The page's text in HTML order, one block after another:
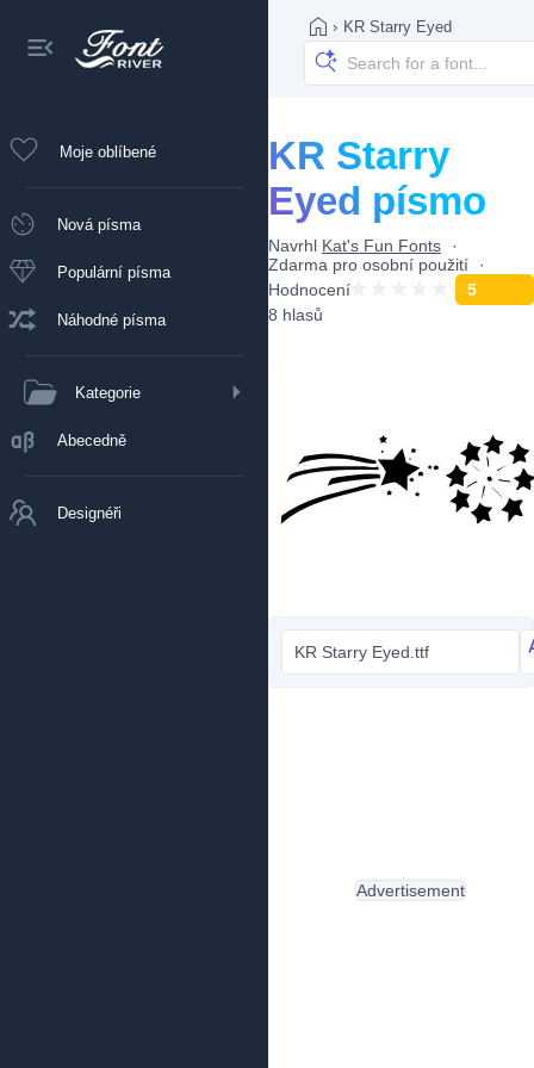
Moje oblíbené
Nová písma
Populární písma
Náhodné písma
Kategorie
Abecedně
Designéři
› KR Starry Eyed
KR Starry
Eyed písmo
Navrhl Kat's Fun Fonts
Zdarma pro osobní použití
Hodnocení
5
8 hlasů
KR Starry Eyed.ttf
Advertisement